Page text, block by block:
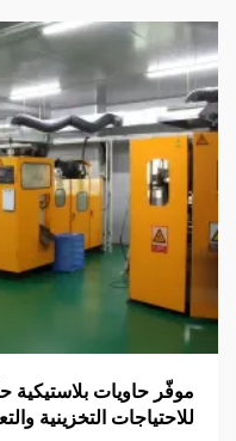
موفّر حاويات
للاحتياجات التخزينية